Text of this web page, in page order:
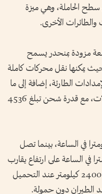
سطح الحاملة، وهي ميزة
والطائرات الأخرى.
مزودة بمنحدر يسمح
يمكنها نقل محركات كاملة
الطارئة، إضافة إلى ما
يصل إلى 26 راكبا أو 12 مريضا على نقالات، مع قدرة شحن تبلغ 4536
القصوى للطائرة 635 كيلومترا في الساعة، بينما تصل
الاعتيادية إلى 465 كيلومترا في الساعة على ارتفاع يقارب
8748 مترا، ويصل مداها التشغيلي إلى 2400 كيلومتر عند التحميل